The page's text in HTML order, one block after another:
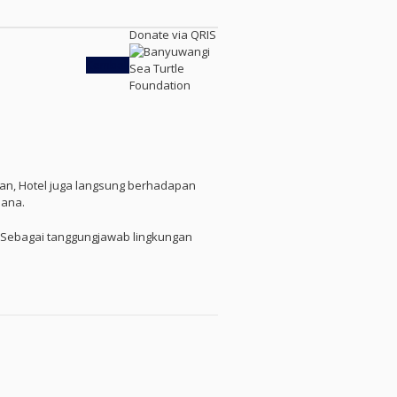
Donate via QRIS
Hotel juga langsung berhadapan
tanggungjawab lingkungan